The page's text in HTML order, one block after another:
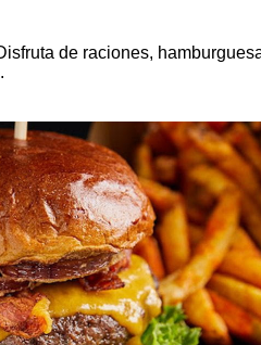
de raciones,